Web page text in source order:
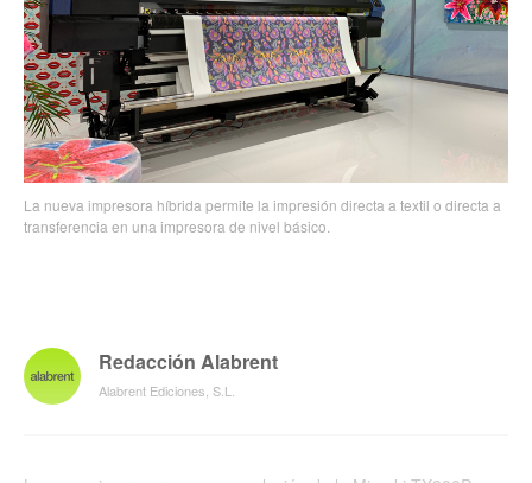
La nueva impresora híbrida permite la impresión directa a textil o directa a
transferencia en una impresora de nivel básico.
Redacción Alabrent
Alabrent Ediciones, S.L.